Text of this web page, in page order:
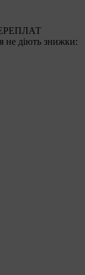
не діють знижки: